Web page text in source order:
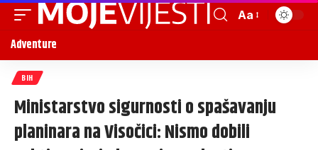
Aa
Adventure
BIH
Ministarstvo sigurnosti o spašavanju
planinara na Visočici: Nismo dobili